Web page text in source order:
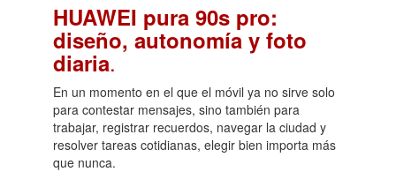
HUAWEI pura 90s pro:
diseño, autonomía y foto
diaria.
En un momento en el que el móvil ya no sirve solo
para contestar mensajes, sino también para
trabajar, registrar recuerdos, navegar la ciudad y
resolver tareas cotidianas, elegir bien importa más
que nunca.